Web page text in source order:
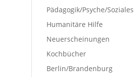
Pädagogik/Psyche/Soziales
Humanitäre Hilfe
Neuerscheinungen
Kochbücher
Berlin/Brandenburg